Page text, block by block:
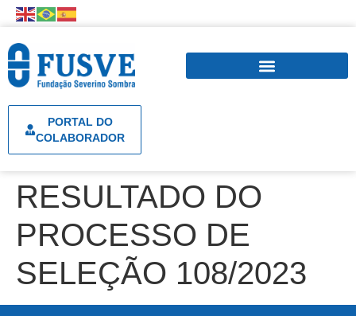
PORTAL DO
COLABORADOR
RESULTADO DO
PROCESSO DE
SELEÇÃO 108/2023